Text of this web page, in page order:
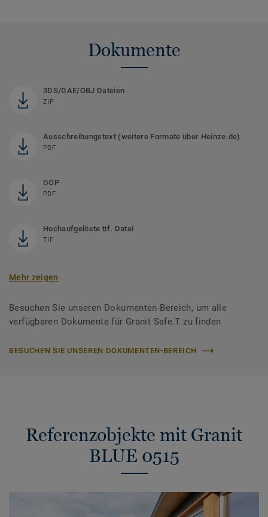
Dokumente
3DS/DAE/OBJ Dateien
ZIP
Ausschreibungstext (weitere Formate über Heinze.de)
PDF
DOP
PDF
Hochaufgelöste tif. Datei
TIF
Mehr zeigen
Besuchen Sie unseren Dokumenten-Bereich, um alle
verfügbaren Dokumente für Granit Safe.T zu finden
BESUCHEN SIE UNSEREN DOKUMENTEN-BEREICH
Referenzobjekte mit Granit
BLUE 0515